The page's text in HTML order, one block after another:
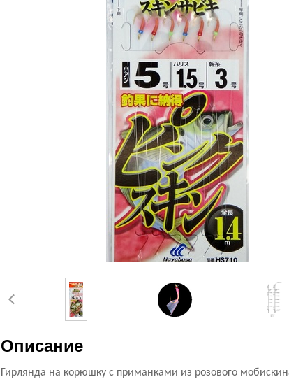
Описание
Гирлянда на корюшку с приманками из розового